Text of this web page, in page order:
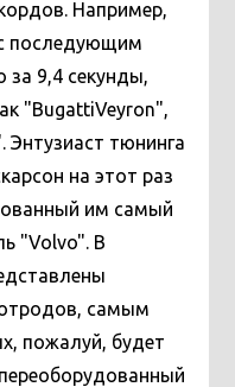
Например,
последующим
9,4 секунды,
"BugattiVeyron",
Энтузиаст тюнинга
на этот раз
им самый
"Volvo". В
самым
пожалуй, будет